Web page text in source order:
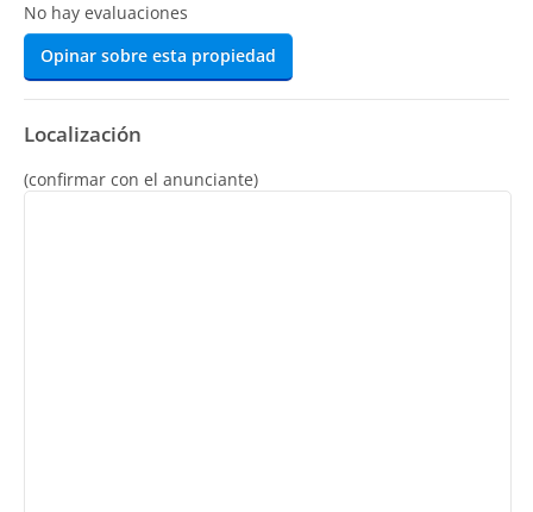
No hay evaluaciones
Opinar sobre esta propiedad
Localización
(confirmar con el anunciante)